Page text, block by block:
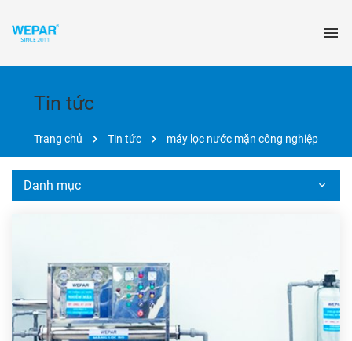
Tin tức
Trang chủ Tin tức máy lọc nước mặn công nghiệp
Danh mục